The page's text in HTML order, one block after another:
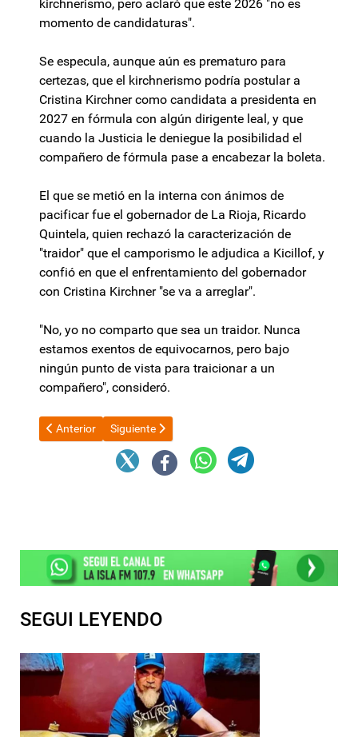
kirchnerismo, pero aclaró que este 2026 "no es
momento de candidaturas".
Se especula, aunque aún es prematuro para
certezas, que el kirchnerismo podría postular a
Cristina Kirchner como candidata a presidenta en
2027 en fórmula con algún dirigente leal, y que
cuando la Justicia le deniegue la posibilidad el
compañero de fórmula pase a encabezar la boleta.
El que se metió en la interna con ánimos de
pacificar fue el gobernador de La Rioja, Ricardo
Quintela, quien rechazó la caracterización de
"traidor" que el camporismo le adjudica a Kicillof, y
confió en que el enfrentamiento del gobernador
con Cristina Kirchner "se va a arreglar".
"No, yo no comparto que sea un traidor. Nunca
estamos exentos de equivocarnos, pero bajo
ningún punto de vista para traicionar a un
compañero", consideró.
Artículo anterior: Fiesta del Poncho 2026: Habrá cambios en
Anterior Artículo siguiente: La tropa parlamentaria de La
Siguiente
SEGUI LEYENDO